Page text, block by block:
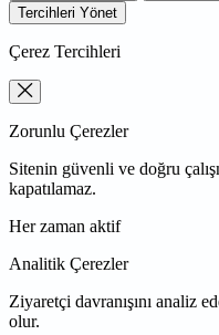
Tercihleri Yönet
Çerez Tercihleri
Zorunlu Çerezler
Sitenin güvenli ve doğru
kapatılamaz.
Her zaman aktif
Analitik Çerezler
Ziyaretçi davranışını analiz
olur.